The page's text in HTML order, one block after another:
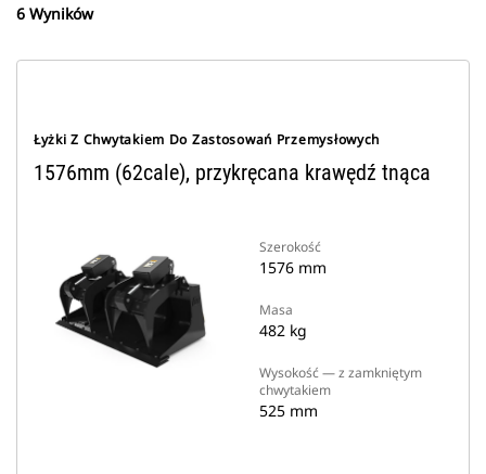
6 Wyników
Łyżki Z Chwytakiem Do Zastosowań Przemysłowych
1576mm (62cale), przykręcana krawędź tnąca
Szerokość
1576 mm
Masa
482 kg
Wysokość — z zamkniętym
chwytakiem
525 mm